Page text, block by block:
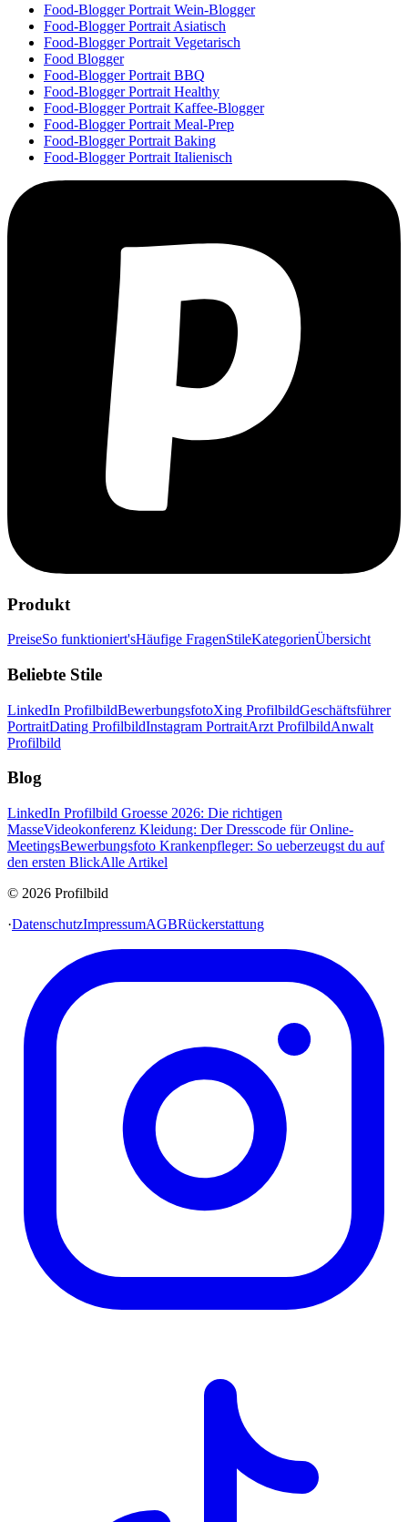
Food-Blogger Portrait Wein-Blogger
Food-Blogger Portrait Asiatisch
Food-Blogger Portrait Vegetarisch
Food Blogger
Food-Blogger Portrait BBQ
Food-Blogger Portrait Healthy
Food-Blogger Portrait Kaffee-Blogger
Food-Blogger Portrait Meal-Prep
Food-Blogger Portrait Baking
Food-Blogger Portrait Italienisch
Produkt
PreiseSo funktioniert'sHäufige FragenStileKategorienÜbersicht
Beliebte Stile
LinkedIn ProfilbildBewerbungsfotoXing ProfilbildGeschäftsführer
PortraitDating ProfilbildInstagram PortraitArzt ProfilbildAnwalt
Profilbild
Blog
LinkedIn Profilbild Groesse 2026: Die richtigen
MasseVideokonferenz Kleidung: Der Dresscode für Online-
MeetingsBewerbungsfoto Krankenpfleger: So ueberzeugst du auf
den ersten BlickAlle Artikel
© 2026 Profilbild
·DatenschutzImpressumAGBRückerstattung